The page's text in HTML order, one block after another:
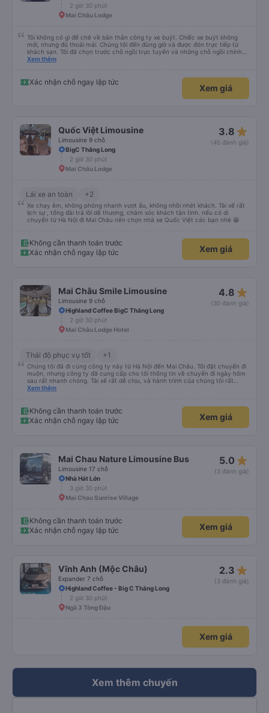
2 giờ 30 phút
Mai Châu Lodge
Tôi không có gì để chê về bản thân công ty xe buýt. Chiếc xe buýt không
mới, nhưng đủ thoải mái. Chúng tôi đến đúng giờ và được đón trực tiếp từ
khách sạn. Tôi đã chọn trước chỗ ngồi trực tuyến và những chỗ ngồi chính
xác đó đã có sẵn khi chúng tôi lên xe — mọi thứ đều được sắp xếp và như
khi theo cách không hoàn toàn an toàn. Công bằng mà nói, tôi nghĩ điều này
liên quan nhiều đến con đường hơn là tài xế. Đoạn đường này thực sự đầy
thử thách, căng thẳng và đòi hỏi rất nhiều sự tập trung. Chỉ là cần phải
Xem thêm
Xác nhận chỗ ngay lập tức
Xem giá
Quốc Việt Limousine
Limousine 9 chỗ
3.8 star_rate
(45 đánh giá)
BigC Thăng Long
2 giờ 30 phút
Mai Châu Lodge
Lái xe an toàn +2
Xe chạy êm, không phóng nhanh vượt ẩu, không nhồi nhét khách. Tài xế rất
lịch sự , tổng đài trả lời dễ thương, chăm sóc khách tận tình. nếu có di
chuyển từ Hà Nội đi Mai Châu nên chọn nhà xe Quốc Việt các bạn nhé 😁
Không cần thanh toán trước
Xác nhận chỗ ngay lập tức
Xem giá
Mai Châu Smile Limousine
Limousine 9 chỗ
4.8 star_rate
(30 đánh giá)
Highland Coffee BigC Thăng Long
2 giờ 30 phút
Mai Châu Lodge Hotel
Thái độ phục vụ tốt +1
Chúng tôi đã đi cùng công ty này từ Hà Nội đến Mai Châu. Tôi đặt chuyến đi
muộn, nhưng công ty đã cung cấp cho tôi thông tin về chuyến đi ngày hôm
sau rất nhanh chóng. Tài xế rất dễ chịu, và hành trình của chúng tôi rất
thoải mái. Chúng tôi được đưa thẳng đến khách sạn. Bạn có thể tin tưởng
Xem thêm
Không cần thanh toán trước
Xác nhận chỗ ngay lập tức
Xem giá
Mai Chau Nature Limousine Bus
Limousine 17 chỗ
5.0 star_rate
(3 đánh giá)
Nhà Hát Lớn
3 giờ 30 phút
Mai Chau Sunrise Village
Không cần thanh toán trước
Xác nhận chỗ ngay lập tức
Xem giá
Vĩnh Anh (Mộc Châu)
Expander 7 chỗ
2.3 star_rate
(3 đánh giá)
Highland Coffee - Big C Thăng Long
2 giờ 30 phút
Ngã 3 Tòng Đậu
Xem giá
Xem thêm chuyến